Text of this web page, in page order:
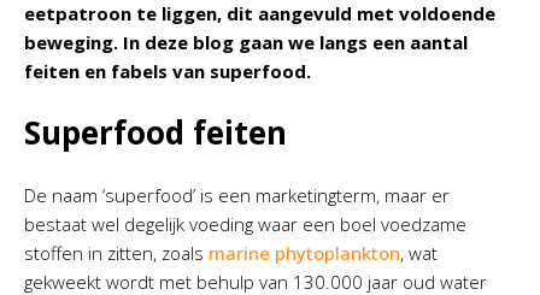
eetpatroon te liggen, dit aangevuld met voldoende
beweging. In deze blog gaan we langs een aantal
feiten en fabels van superfood.
Superfood feiten
De naam ‘superfood’ is een marketingterm, maar er
bestaat wel degelijk voeding waar een boel voedzame
stoffen in zitten, zoals marine phytoplankton, wat
gekweekt wordt met behulp van 130.000 jaar oud water